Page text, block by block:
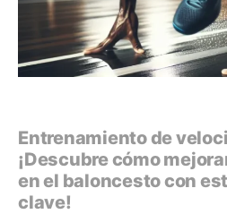
Entrenamiento de
¡Descubre cómo
en el baloncesto con
clave!